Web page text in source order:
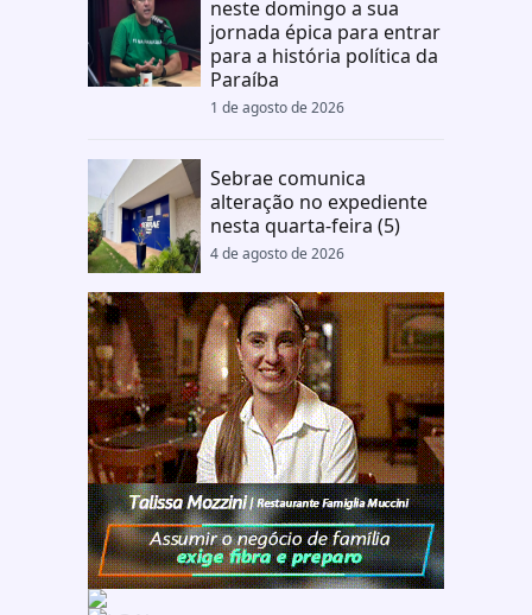
neste domingo a sua
jornada épica para entrar
para a história política da
Paraíba
1 de agosto de 2026
Sebrae comunica
alteração no expediente
nesta quarta-feira (5)
4 de agosto de 2026